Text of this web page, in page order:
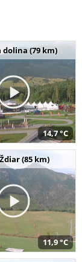
dolina (79 km)
14,7 °C
(85 km)
11,9 °C